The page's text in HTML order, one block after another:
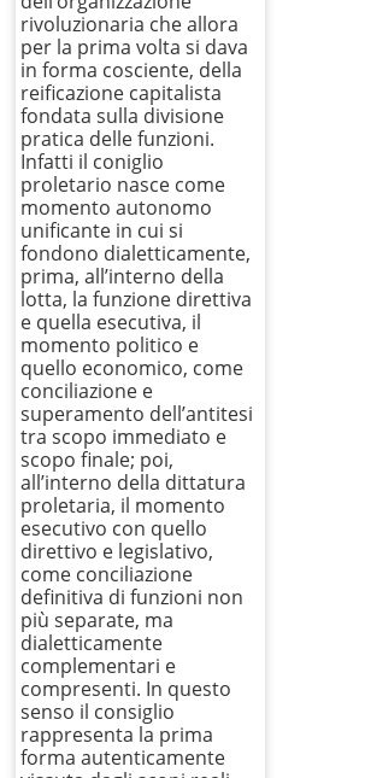
rivoluzionaria che allora
per la prima volta si dava
in forma cosciente, della
reificazione capitalista
fondata sulla divisione
pratica delle funzioni.
Infatti il coniglio
proletario nasce come
momento autonomo
unificante in cui si
fondono dialetticamente,
prima, all’interno della
lotta, la funzione direttiva
e quella esecutiva, il
momento politico e
quello economico, come
conciliazione e
superamento dell’antitesi
tra scopo immediato e
scopo finale; poi,
all’interno della dittatura
proletaria, il momento
esecutivo con quello
direttivo e legislativo,
come conciliazione
definitiva di funzioni non
più separate, ma
dialetticamente
complementari e
compresenti. In questo
senso il consiglio
rappresenta la prima
forma autenticamente